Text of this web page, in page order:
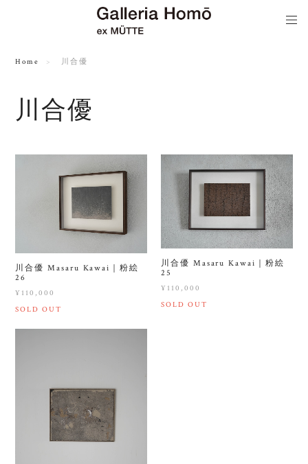
Home 川合優
川合優
川合優 Masaru Kawai｜粉絵
26
¥110,000
SOLD OUT
川合優 Masaru Kawai｜粉絵
25
¥110,000
SOLD OUT